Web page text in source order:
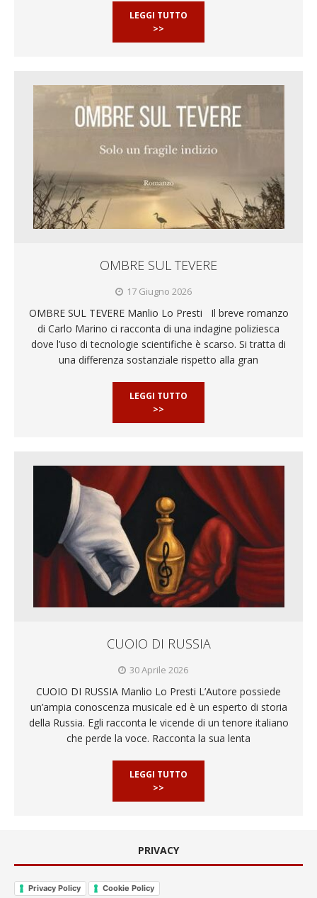
LEGGI TUTTO
>>
OMBRE SUL TEVERE
17 Giugno 2026
OMBRE SUL TEVERE Manlio Lo Presti Il breve romanzo
di Carlo Marino ci racconta di una indagine poliziesca
dove l’uso di tecnologie scientifiche è scarso. Si tratta di
una differenza sostanziale rispetto alla gran
LEGGI TUTTO
>>
CUOIO DI RUSSIA
30 Aprile 2026
CUOIO DI RUSSIA Manlio Lo Presti L’Autore possiede
un’ampia conoscenza musicale ed è un esperto di storia
della Russia. Egli racconta le vicende di un tenore italiano
che perde la voce. Racconta la sua lenta
LEGGI TUTTO
>>
PRIVACY
Privacy Policy Cookie Policy